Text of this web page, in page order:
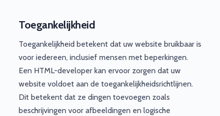
Toegankelijkheid
Toegankelijkheid betekent dat uw website bruikbaar is
voor iedereen, inclusief mensen met beperkingen.
Een HTML-developer kan ervoor zorgen dat uw
website voldoet aan de toegankelijkheidsrichtlijnen.
Dit betekent dat ze dingen toevoegen zoals
beschrijvingen voor afbeeldingen en logische